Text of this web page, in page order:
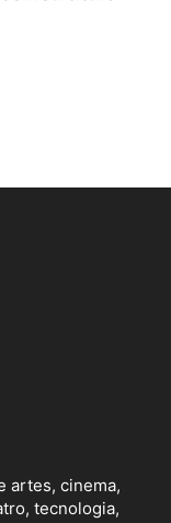
artes, cinema,
tecnologia,